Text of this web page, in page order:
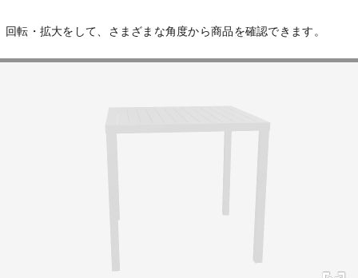
回転・拡大をして、さまざまな角度から商品を確認できます。